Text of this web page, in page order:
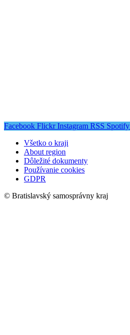
Facebook Flickr Instagram RSS Spotify
Všetko o kraji
About region
Dôležité dokumenty
Používanie cookies
GDPR
© Bratislavský samosprávny kraj